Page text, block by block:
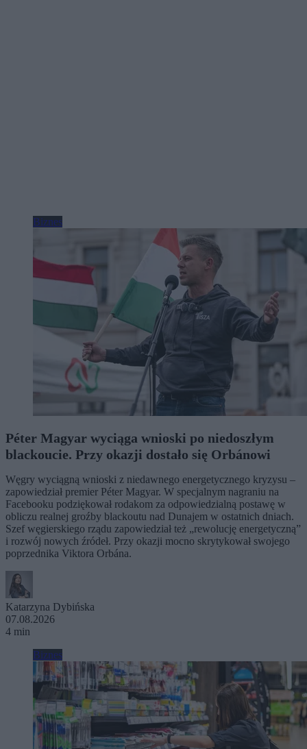
Biznes
Péter Magyar wyciąga wnioski po niedoszłym
blackoucie. Przy okazji dostało się Orbánowi
Węgry wyciągną wnioski z niedawnego energetycznego kryzysu –
zapowiedział premier Péter Magyar. W specjalnym nagraniu na
Facebooku podziękował rodakom za odpowiedzialną postawę w
obliczu realnej groźby blackoutu nad Dunajem w ostatnich dniach.
Szef węgierskiego rządu zapowiedział też „rewolucję energetyczną”
i rozwój nowych źródeł. Przy okazji mocno skrytykował swojego
poprzednika Viktora Orbána.
Katarzyna Dybińska
07.08.2026
4 min
Biznes